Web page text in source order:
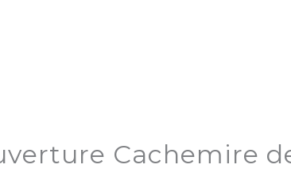
Cachemire